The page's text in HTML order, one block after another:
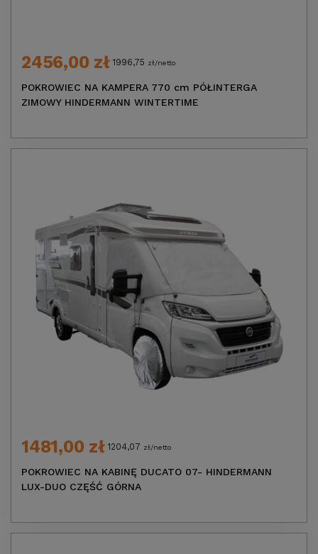
2456,00 zł 1996,75 zł/netto
POKROWIEC NA KAMPERA 770 cm PÓŁINTERGA
ZIMOWY HINDERMANN WINTERTIME
1481,00 zł 1204,07 zł/netto
POKROWIEC NA KABINĘ DUCATO 07- HINDERMANN
LUX-DUO CZĘŚĆ GÓRNA